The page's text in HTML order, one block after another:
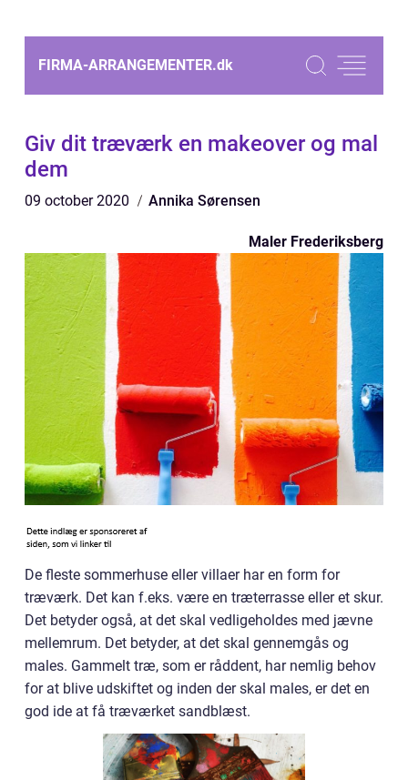
FIRMA-ARRANGEMENTER.dk
Giv dit træværk en makeover og mal
dem
09 october 2020 Annika Sørensen
Maler Frederiksberg
De fleste sommerhuse eller villaer har en form for
træværk. Det kan f.eks. være en træterrasse eller et skur.
Det betyder også, at det skal vedligeholdes med jævne
mellemrum. Det betyder, at det skal gennemgås og
males. Gammelt træ, som er råddent, har nemlig behov
for at blive udskiftet og inden der skal males, er det en
god ide at få træværket sandblæst.